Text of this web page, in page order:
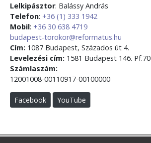
Lelkipásztor: Balássy András
Telefon: +36 (1) 333 1942
Mobil: +36 30 638 4719
budapest-torokor@reformatus.hu
Cím: 1087 Budapest, Százados út 4.
Levelezési cím: 1581 Budapest 146. Pf.70
Számlaszám:
12001008-00110917-00100000
Facebook YouTube